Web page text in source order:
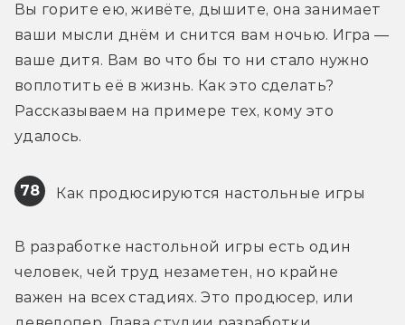
Вы горите ею, живёте, дышите, она занимает
ваши мысли днём и снится вам ночью. Игра —
ваше дитя. Вам во что бы то ни стало нужно
воплотить её в жизнь. Как это сделать?
Рассказываем на примере тех, кому это
удалось.
78 Как продюсируются настольные игры
В разработке настольной игры есть один
человек, чей труд незаметен, но крайне
важен на всех стадиях. Это продюсер, или